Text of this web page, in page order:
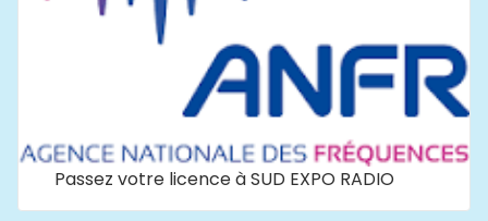
Passez votre licence à SUD EXPO RADIO